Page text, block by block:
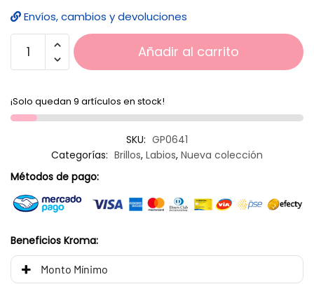
Envíos, cambios y devoluciones
Añadir al carrito
¡Solo quedan 9 artículos en stock!
SKU: GP0641
Categorías: Brillos, Labios, Nueva colección
Métodos de pago:
Beneficios Kroma:
Monto Mínimo